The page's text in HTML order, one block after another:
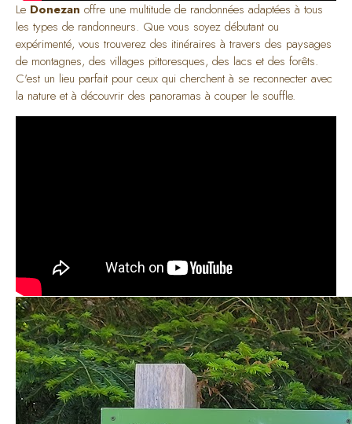
Le Donezan offre une multitude de randonnées adaptées à tous
les types de randonneurs. Que vous soyez débutant ou
expérimenté, vous trouverez des itinéraires à travers des paysages
de montagnes, des villages pittoresques, des lacs et des forêts.
C'est un lieu parfait pour ceux qui cherchent à se reconnecter avec
la nature et à découvrir des panoramas à couper le souffle.